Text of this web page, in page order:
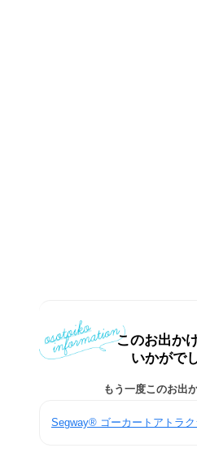
このお出か
いかがで
もう一度このお出
Segway® ゴーカートアトラク